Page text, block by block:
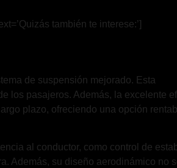
también te interese:’]
de suspensión mejorado. Esta
los pasajeros. Además, la excelente
plazo, ofreciendo una opción
al conductor, como control de
Además, su diseño aerodinámico no